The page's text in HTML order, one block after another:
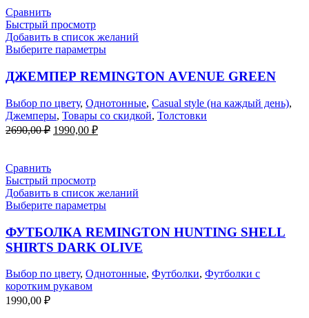
Сравнить
Быстрый просмотр
Добавить в список желаний
Выберите параметры
ДЖЕМПЕР REMINGTON АVENUE GREEN
Выбор по цвету, Однотонные, Casual style (на каждый день),
Джемперы, Товары со скидкой, Толстовки
2690,00₽ Первоначальная
1990,00 ₽Текущая
Сравнить
Быстрый просмотр
Добавить в список желаний
Выберите параметры
ФУТБОЛКА REMINGTON HUNTING SHELL
SHIRTS DARK OLIVE
Выбор по цвету, Однотонные, Футболки, Футболки с
коротким рукавом
1990,00 ₽